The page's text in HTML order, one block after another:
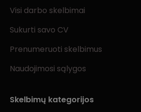
Visi darbo skelbimai
Sukurti savo CV
Prenumeruoti skelbimus
Naudojimosi sąlygos
Skelbimų kategorijos